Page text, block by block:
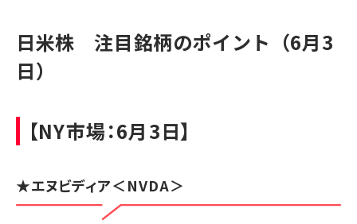
日米株 注目銘柄のポイント（6月3
日）
【NY市場：6月3日】
★エヌビディア＜NVDA＞